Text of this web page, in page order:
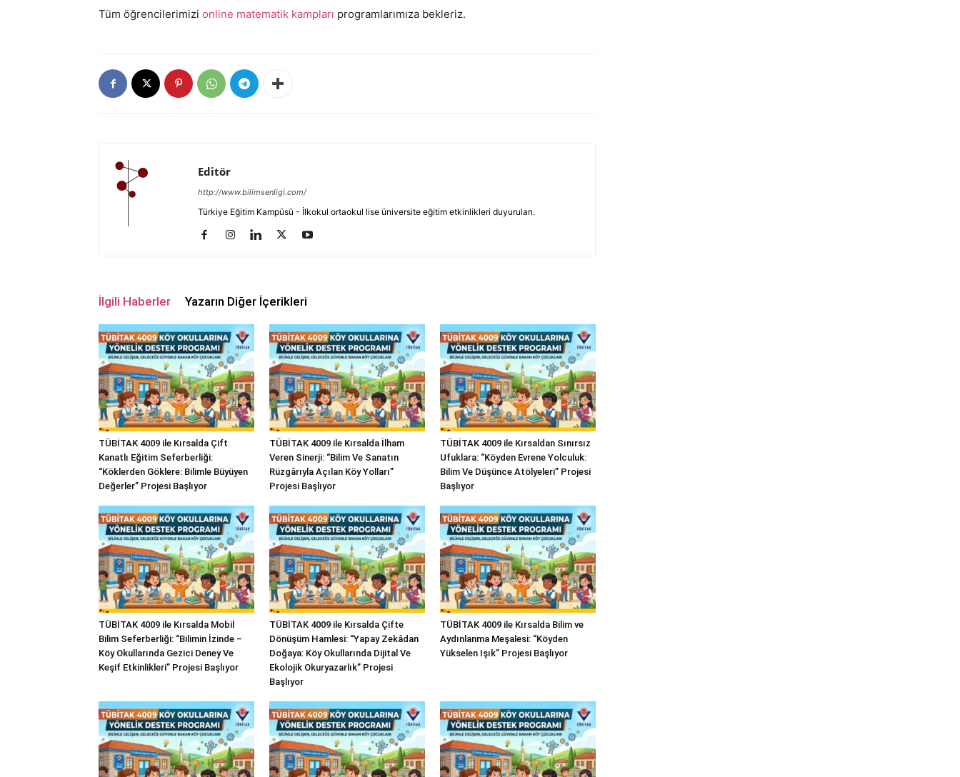
Tüm öğrencilerimizi online matematik kampları programlarımıza bekleriz.
Editör
http://www.bilimsenligi.com/
Türkiye Eğitim Kampüsü - İlkokul ortaokul lise üniversite eğitim etkinlikleri duyuruları.
İlgili Haberler Yazarın Diğer İçerikleri
TÜBİTAK 4009 ile Kırsalda Çift
Kanatlı Eğitim Seferberliği:
“Köklerden Göklere: Bilimle Büyüyen
Değerler” Projesi Başlıyor
TÜBİTAK 4009 ile Kırsalda İlham
Veren Sinerji: “Bilim Ve Sanatın
Rüzgârıyla Açılan Köy Yolları”
Projesi Başlıyor
TÜBİTAK 4009 ile Kırsaldan Sınırsız
Ufuklara: “Köyden Evrene Yolculuk:
Bilim Ve Düşünce Atölyeleri” Projesi
Başlıyor
TÜBİTAK 4009 ile Kırsalda Mobil
Bilim Seferberliği: “Bilimin İzinde –
Köy Okullarında Gezici Deney Ve
Keşif Etkinlikleri” Projesi Başlıyor
TÜBİTAK 4009 ile Kırsalda Çifte
Dönüşüm Hamlesi: “Yapay Zekâdan
Doğaya: Köy Okullarında Dijital Ve
Ekolojik Okuryazarlık” Projesi
Başlıyor
TÜBİTAK 4009 ile Kırsalda Bilim ve
Aydınlanma Meşalesi: “Köyden
Yükselen Işık” Projesi Başlıyor